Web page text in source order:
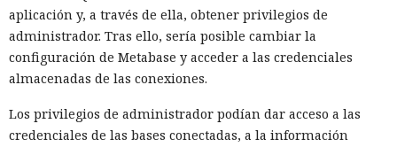
aplicación y, a través de ella, obtener privilegios de
administrador. Tras ello, sería posible cambiar la
configuración de Metabase y acceder a las credenciales
almacenadas de las conexiones.
Los privilegios de administrador podían dar acceso a las
credenciales de las bases conectadas, a la información